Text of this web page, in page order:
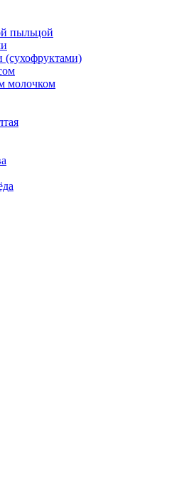
пыльцой
(сухофруктами)
молочком